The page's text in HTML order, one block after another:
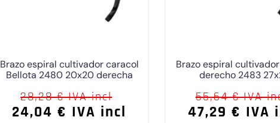
Brazo espiral cultivador caracol
Bellota 2480 20x20 derecha
28,28 € IVA incl
24,04 € IVA incl
Brazo espiral
derecho 2483
55,64 € IVA
47,29 € IVA